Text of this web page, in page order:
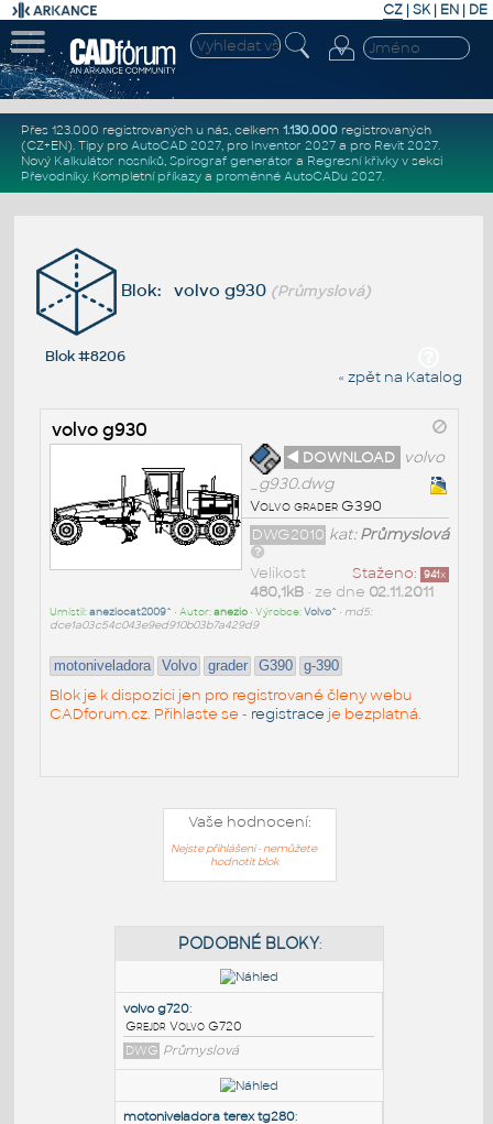
CZ | SK| EN | DE
Přes 123.000 registrovaných u nás, celkem 1.130.000registrovaných
(CZ+EN). Tipy pro AutoCAD 2027, pro Inventor 2027a pro Revit 2027.
Nový Kalkulátor nosníků, Spirograf generátor a Regresní křivkyv sekci
Převodníky. Kompletní příkazya proměnné AutoCADu 2027.
Blok: volvo g930 (Průmyslová)
Blok #8206
« zpět na Katalog
volvo g930
◄ DOWNLOAD
volvo
_g930.dwg
Volvo grader G390
kat:Průmyslová
DWG2010
Staženo: 941x
Velikost
480,1kB• ze dne 02.11.2011
Umístil:aneziocat2009^ • Autor:anezio• Výrobce:Volvo^ • md5:
dce1a03c54c043e9ed910b03b7a429d9
motoniveladora Volvo grader G390 g-390
Blok je k dispozici jen pro registrované členy webu
CADforum.cz. Přihlaste se - registrace je bezplatná.
Vaše hodnocení:
Nejste přihlášeni - nemůžete
hodnotit blok
PODOBNÉ BLOKY